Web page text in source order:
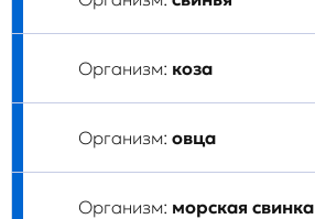
Организм: коза
Организм: овца
Организм: морская свинка